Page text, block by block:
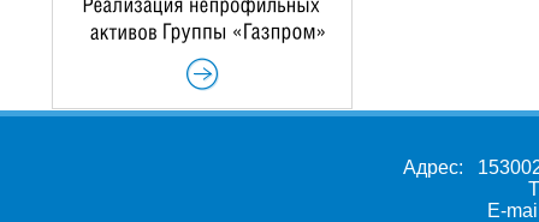
Адрес:
E-